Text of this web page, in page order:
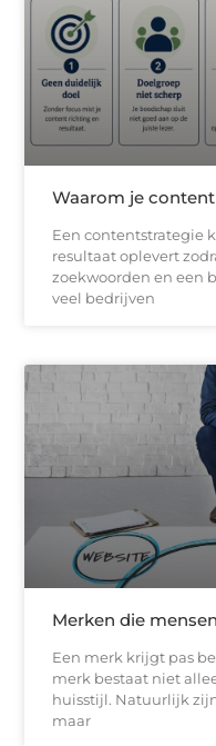
Waarom je
Een contentstrategie
resultaat oplevert
zoekwoorden en een
veel bedrijven
Merken die
Een merk krijgt pas
merk bestaat niet
huisstijl. Natuurlijk
maar